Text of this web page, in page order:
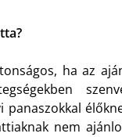
ha az
panaszokkal
nem